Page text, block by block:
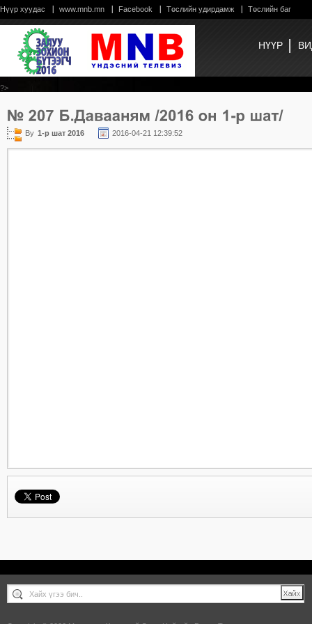
Нүүр хуудас www.mnb.mn Facebook Төслийн удирдамж Төслийн баг
НҮҮР
?>
By 1-р шат 2016 2016-04-21 12:39:52